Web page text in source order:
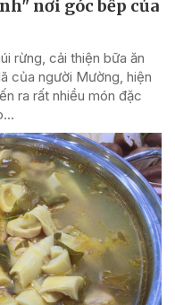
nơi góc bếp của
rừng, cải thiện bữa ăn
của người Mường, hiện
ra rất nhiều món đặc